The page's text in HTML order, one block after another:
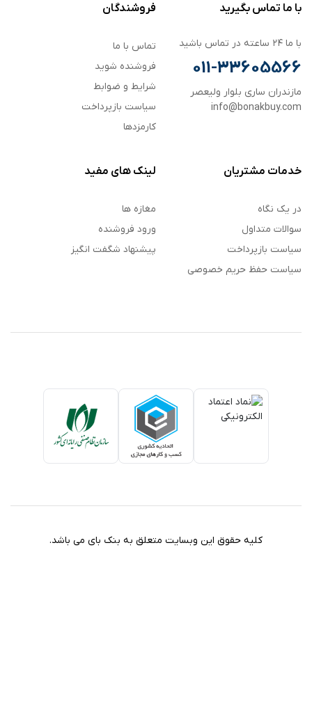
با ما تماس بگیرید
با ما ۲۴ ساعته در تماس باشید
011-33605566
مازندران ساری بلوار ولیعصر
info@bonakbuy.com
فروشندگان
تماس با ما
فروشنده شوید
شرایط و ضوابط
سیاست بازپرداخت
کارمزدها
خدمات مشتریان
در یک نگاه
سوالات متداول
سیاست بازپرداخت
سیاست حفظ حریم خصوصی
لینک های مفید
مغازه ها
ورود فروشنده
پیشنهاد شگفت انگیز
کلیه حقوق این وبسایت متعلق به بنک بای می باشد.